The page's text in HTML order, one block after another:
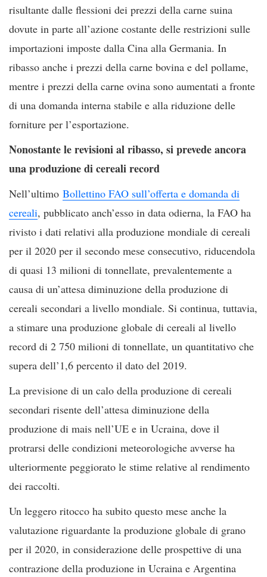
risultante dalle flessioni dei prezzi della carne suina
dovute in parte all’azione costante delle restrizioni sulle
importazioni imposte dalla Cina alla Germania. In
ribasso anche i prezzi della carne bovina e del pollame,
mentre i prezzi della carne ovina sono aumentati a fronte
di una domanda interna stabile e alla riduzione delle
forniture per l’esportazione.
Nonostante le revisioni al ribasso, si prevede ancora
una produzione di cereali record
Nell’ultimo Bollettino FAO sull’offerta e domanda di
cereali, pubblicato anch’esso in data odierna, la FAO ha
rivisto i dati relativi alla produzione mondiale di cereali
per il 2020 per il secondo mese consecutivo, riducendola
di quasi 13 milioni di tonnellate, prevalentemente a
causa di un’attesa diminuzione della produzione di
cereali secondari a livello mondiale. Si continua, tuttavia,
a stimare una produzione globale di cereali al livello
record di 2 750 milioni di tonnellate, un quantitativo che
supera dell’1,6 percento il dato del 2019.
La previsione di un calo della produzione di cereali
secondari risente dell’attesa diminuzione della
produzione di mais nell’UE e in Ucraina, dove il
protrarsi delle condizioni meteorologiche avverse ha
ulteriormente peggiorato le stime relative al rendimento
dei raccolti.
Un leggero ritocco ha subito questo mese anche la
valutazione riguardante la produzione globale di grano
per il 2020, in considerazione delle prospettive di una
contrazione della produzione in Ucraina e Argentina